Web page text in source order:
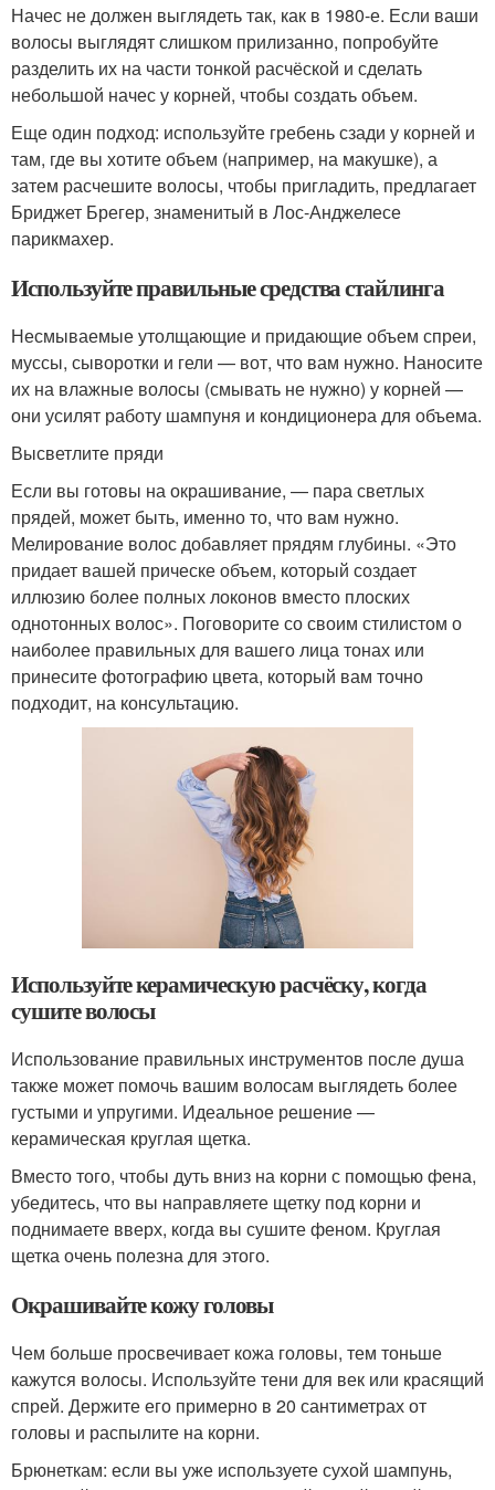
Начес не должен выглядеть так, как в 1980-е. Если ваши
волосы выглядят слишком прилизанно, попробуйте
разделить их на части тонкой расчёской и сделать
небольшой начес у корней, чтобы создать объем.
Еще один подход: используйте гребень сзади у корней и
там, где вы хотите объем (например, на макушке), а
затем расчешите волосы, чтобы пригладить, предлагает
Бриджет Брегер, знаменитый в Лос-Анджелесе
парикмахер.
Используйте правильные средства стайлинга
Несмываемые утолщающие и придающие объем спреи,
муссы, сыворотки и гели — вот, что вам нужно. Наносите
их на влажные волосы (смывать не нужно) у корней —
они усилят работу шампуня и кондиционера для объема.
Высветлите пряди
Если вы готовы на окрашивание, — пара светлых
прядей, может быть, именно то, что вам нужно.
Мелирование волос добавляет прядям глубины. «Это
придает вашей прическе объем, который создает
иллюзию более полных локонов вместо плоских
однотонных волос». Поговорите со своим стилистом о
наиболее правильных для вашего лица тонах или
принесите фотографию цвета, который вам точно
подходит, на консультацию.
Используйте керамическую расчёску, когда
сушите волосы
Использование правильных инструментов после душа
также может помочь вашим волосам выглядеть более
густыми и упругими. Идеальное решение —
керамическая круглая щетка.
Вместо того, чтобы дуть вниз на корни с помощью фена,
убедитесь, что вы направляете щетку под корни и
поднимаете вверх, когда вы сушите феном. Круглая
щетка очень полезна для этого.
Окрашивайте кожу головы
Чем больше просвечивает кожа головы, тем тоньше
кажутся волосы. Используйте тени для век или красящий
спрей. Держите его примерно в 20 сантиметрах от
головы и распылите на корни.
Брюнеткам: если вы уже используете сухой шампунь,